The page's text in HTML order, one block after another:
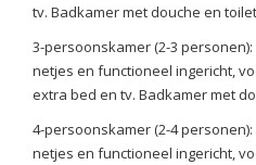
tv. Badkamer met douche en
3-persoonskamer (2-3 personen):
netjes en functioneel ingericht,
extra bed en tv. Badkamer met
4-persoonskamer (2-4 personen):
netjes en functioneel ingericht,